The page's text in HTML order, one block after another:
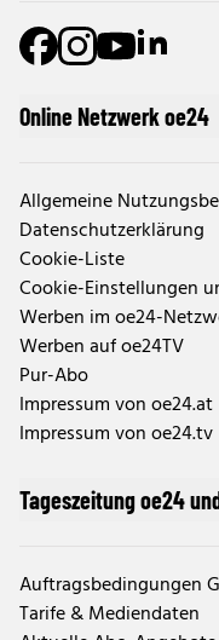
Online Netzwerk oe24
Allgemeine
Datenschutzerklärung
Cookie-Liste
Cookie-Einstellungen
Werben im oe24-
Werben auf oe24TV
Pur-Abo
Impressum von oe24.at
Impressum von oe24.tv
Tageszeitung oe24 und
Auftragsbedingungen
Tarife & Mediendaten